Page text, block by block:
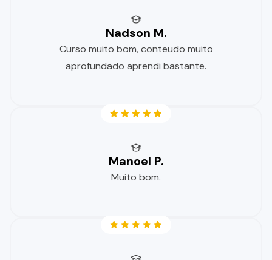
Nadson M.
Curso muito bom, conteudo muito
aprofundado aprendi bastante.
Manoel P.
Muito bom.